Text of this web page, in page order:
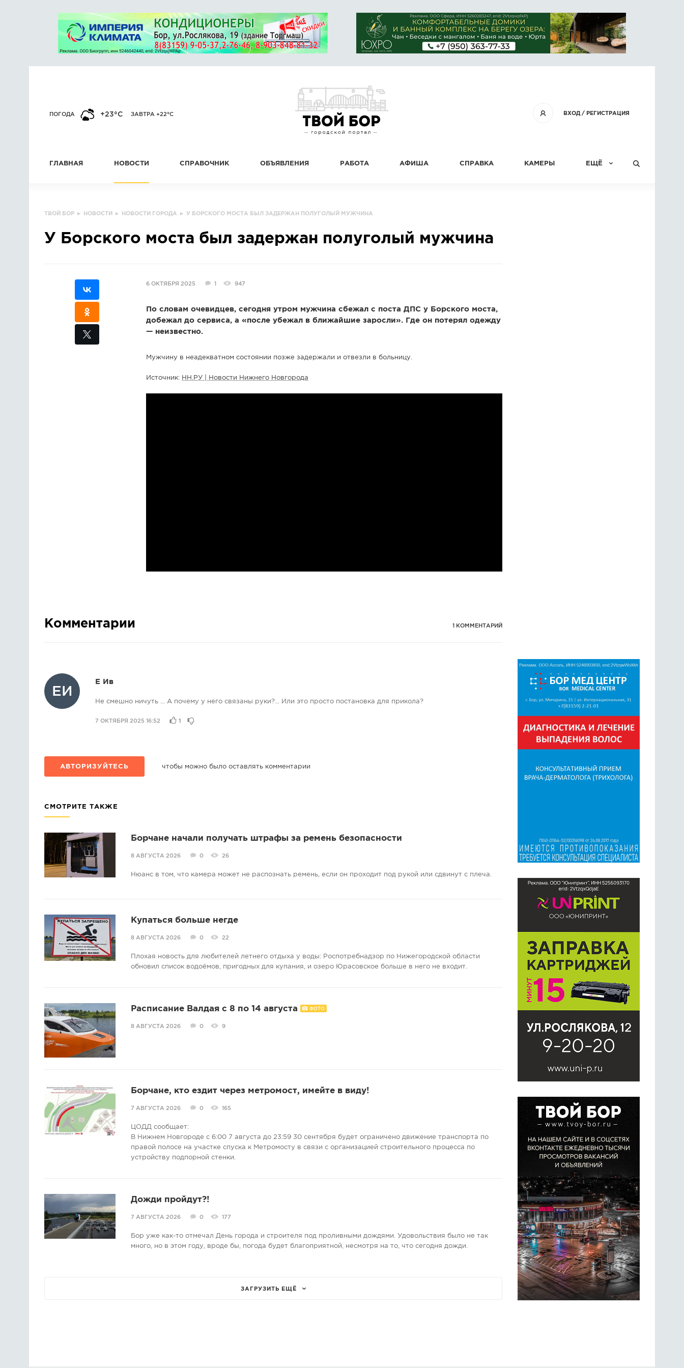
ВХОД/ РЕГИСТРАЦИЯ
ПОГОДА +23°C ЗАВТРА +22°C
ГЛАВНАЯ НОВОСТИ СПРАВОЧНИК ОБЪЯВЛЕНИЯ РАБОТА АФИША СПРАВКА КАМЕРЫ ЕЩЁ
ТВОЙ БОР ▸ НОВОСТИ ▸ НОВОСТИ ГОРОДА ▸ У БОРСКОГО МОСТА БЫЛ ЗАДЕРЖАН ПОЛУГОЛЫЙ МУЖЧИНА
У Борского моста был задержан полуголый мужчина
6 ОКТЯБРЯ 2025 1 947
По словам очевидцев, сегодня утром мужчина сбежал с поста ДПС у Борского моста,
добежал до сервиса, а «после убежал в ближайшие заросли». Где он потерял одежду
— неизвестно.
Мужчину в неадекватном состоянии позже задержали и отвезли в больницу.
Источник: НН.РУ | Новости Нижнего Новгорода
Комментарии 1 КОММЕНТАРИЙ
ЕИ
Е Ив
Не смешно ничуть ... А почему у него связаны руки?... Или это просто постановка для прикола?
7 ОКТЯБРЯ 2025 16:52 1
АВТОРИЗУЙТЕСЬ чтобы можно было оставлять комментарии
СМОТРИТЕ ТАКЖЕ
Борчане начали получать штрафы за ремень безопасности
8 АВГУСТА 2026 0 26
Нюанс в том, что камера может не распознать ремень, если он проходит под рукой или сдвинут с плеча.
Купаться больше негде
8 АВГУСТА 2026 0 22
Плохая новость для любителей летнего отдыха у воды: Роспотребнадзор по Нижегородской области
обновил список водоёмов, пригодных для купания, и озеро Юрасовское больше в него не входит.
Расписание Валдая с 8 по 14 августа ФОТО
8 АВГУСТА 2026 0 9
Борчане, кто ездит через метромост, имейте в виду!
7 АВГУСТА 2026 0 165
ЦОДД сообщает:
В Нижнем Новгороде с 6:00 7 августа до 23:59 30 сентября будет ограничено движение транспорта по
правой полосе на участке спуска к Метромосту в связи с организацией строительного процесса по
устройству подпорной стенки.
Дожди пройдут?!
7 АВГУСТА 2026 0 177
Бор уже как-то отмечал День города и строителя под проливными дождями. Удовольствия было не так
много, но в этом году, вроде бы, погода будет благоприятной, несмотря на то, что сегодня дожди.
ЗАГРУЗИТЬ ЕЩЁ